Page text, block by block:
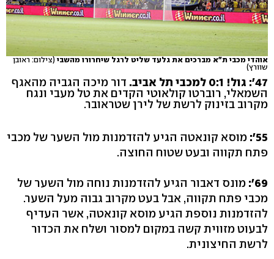
אוהדי מכבי ת"א מברכים את גלעד שליט לרגל שיחרורו מהשבי (צילום: ראובן
שוורץ)
47': גול! 0:1 למכבי תל אביב. דור מיכה הגביה מהאגף
השמאלי, רוברטו קולאוטי הקדים את טל מעבי ונגח
מקרוב בזינוק לרשת של לירן שטראובר.
55':
מוסא קונאטה הגיע להזדמנות מול השער של מכבי
פתח תקווה ובעט שטוח החוצה.
69':
מונס דאבור הגיע להזדמנות נוחה מול השער של
מכבי פתח תקווה, אבל בעט מקרוב גבוה מעל השער.
להזדמנות נוספת הגיע מוסא קונאטה, אשר העדיף
לבעוט מזווית קשה במקום למסור ושלח את הכדור
לרשת החיצונית.